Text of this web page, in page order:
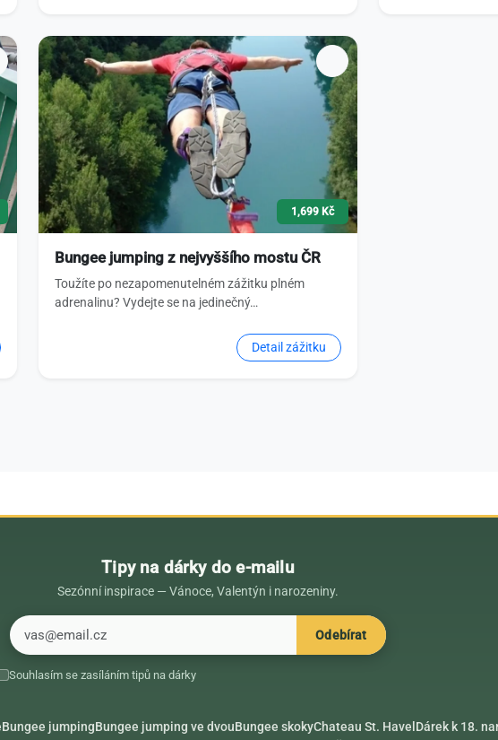
1,699 Kč
Bungee jumping z nejvyššího mostu ČR
Toužíte po nezapomenutelném zážitku plném
adrenalinu? Vydejte se na jedinečný…
Detail zážitku
Tipy na dárky do e-mailu
Sezónní inspirace — Vánoce, Valentýn i narozeniny.
Odebírat
Souhlasím se zasíláním tipů na dárky
Bungee jumpingBungee jumping ve dvouBungee skokyChateau St. Havel Dárek k 18.